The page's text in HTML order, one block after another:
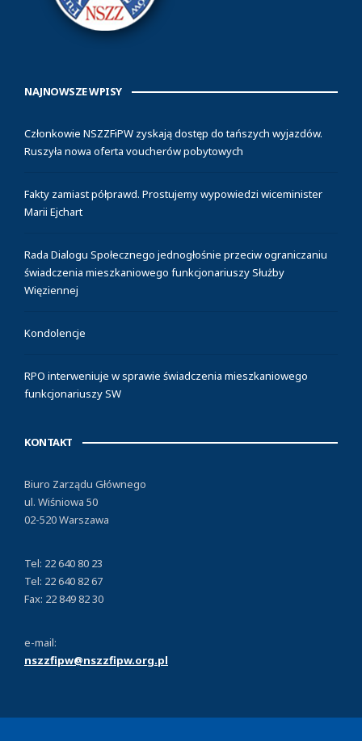
NAJNOWSZE WPISY
Członkowie NSZZFiPW zyskają dostęp do tańszych wyjazdów.
Ruszyła nowa oferta voucherów pobytowych
Fakty zamiast półprawd. Prostujemy wypowiedzi wiceminister
Marii Ejchart
Rada Dialogu Społecznego jednogłośnie przeciw ograniczaniu
świadczenia mieszkaniowego funkcjonariuszy Służby
Więziennej
Kondolencje
RPO interweniuje w sprawie świadczenia mieszkaniowego
funkcjonariuszy SW
KONTAKT
Biuro Zarządu Głównego
ul. Wiśniowa 50
02-520 Warszawa
Tel: 22 640 80 23
Tel: 22 640 82 67
Fax: 22 849 82 30
e-mail:
nszzfipw@nszzfipw.org.pl